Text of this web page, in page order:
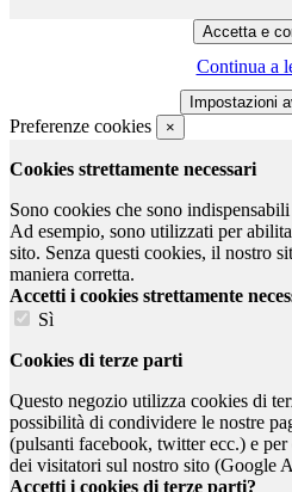
Continua a
Preferenze cookies ×
Cookies strettamente necessari
Sono cookies che sono
Ad esempio, sono utilizzati per
sito. Senza questi cookies, il nostro
maniera corretta.
Accetti i cookies strettamente
Sì
Cookies di terze parti
Questo negozio utilizza cookies di
possibilità di condividere le nostre
(pulsanti facebook, twitter ecc.) e
dei visitatori sul nostro sito (Google
Accetti i cookies di terze parti?